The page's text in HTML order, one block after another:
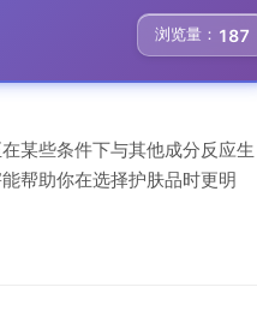
浏览量： 187
某些条件下与其他成分反应生
帮助你在选择护肤品时更明